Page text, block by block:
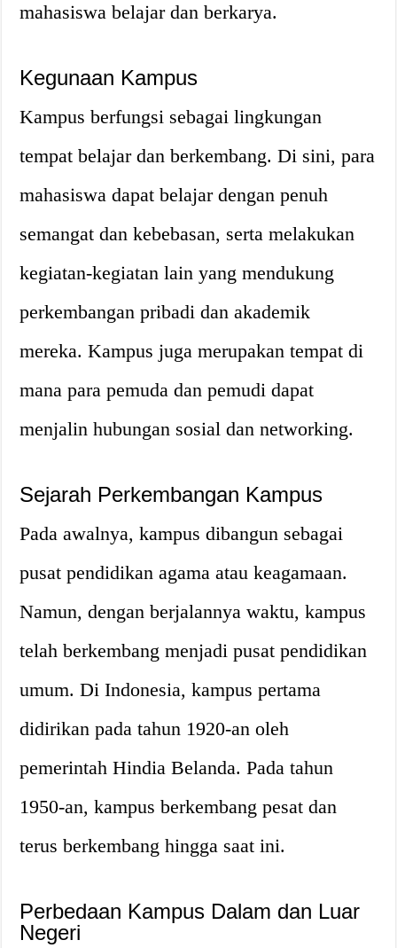
mahasiswa belajar dan berkarya.
Kegunaan Kampus
Kampus berfungsi sebagai lingkungan
tempat belajar dan berkembang. Di sini, para
mahasiswa dapat belajar dengan penuh
semangat dan kebebasan, serta melakukan
kegiatan-kegiatan lain yang mendukung
perkembangan pribadi dan akademik
mereka. Kampus juga merupakan tempat di
mana para pemuda dan pemudi dapat
menjalin hubungan sosial dan networking.
Sejarah Perkembangan Kampus
Pada awalnya, kampus dibangun sebagai
pusat pendidikan agama atau keagamaan.
Namun, dengan berjalannya waktu, kampus
telah berkembang menjadi pusat pendidikan
umum. Di Indonesia, kampus pertama
didirikan pada tahun 1920-an oleh
pemerintah Hindia Belanda. Pada tahun
1950-an, kampus berkembang pesat dan
terus berkembang hingga saat ini.
Perbedaan Kampus Dalam dan Luar
Negeri